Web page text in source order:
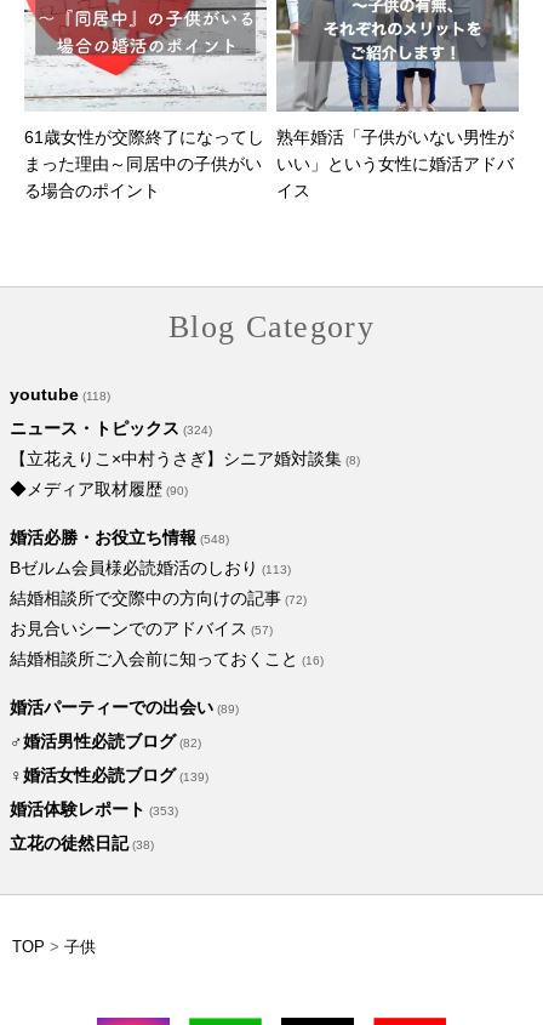
61歳女性が交際終了になってし
まった理由～同居中の子供がい
る場合のポイント
熟年婚活「子供がいない男性が
いい」という女性に婚活アドバ
イス
Blog Category
youtube (118)
ニュース・トピックス (324)
【立花えりこ×中村うさぎ】シニア婚対談集 (8)
◆メディア取材履歴 (90)
婚活必勝・お役立ち情報 (548)
Bゼルム会員様必読婚活のしおり (113)
結婚相談所で交際中の方向けの記事 (72)
お見合いシーンでのアドバイス (57)
結婚相談所ご入会前に知っておくこと (16)
婚活パーティーでの出会い (89)
♂婚活男性必読ブログ (82)
♀婚活女性必読ブログ (139)
婚活体験レポート (353)
立花の徒然日記(38)
TOP > 子供